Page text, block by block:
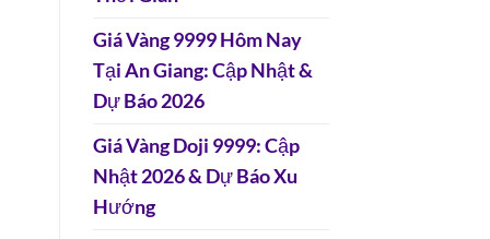
Giá Vàng 9999 Hôm Nay
Tại An Giang: Cập Nhật &
Dự Báo 2026
Giá Vàng Doji 9999: Cập
Nhật 2026 & Dự Báo Xu
Hướng